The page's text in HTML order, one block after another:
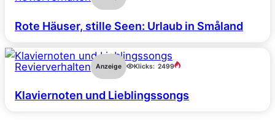
Rote Häuser, stille Seen: Urlaub in Småland
Revierverhalten Anzeige Klicks: 2499
Klaviernoten und Lieblingssongs